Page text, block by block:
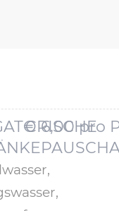
€ 6,00 pro